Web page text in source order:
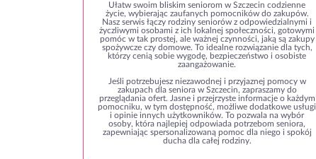
Ułatw swoim bliskim seniorom w Szczecin codzienne
życie, wybierając zaufanych pomocników do zakupów.
Nasz serwis łączy rodziny seniorów z odpowiedzialnymi i
życzliwymi osobami z ich lokalnej społeczności, gotowymi
pomóc w tak prostej, ale ważnej czynności, jaką są zakupy
spożywcze czy domowe. To idealne rozwiązanie dla tych,
którzy cenią sobie wygodę, bezpieczeństwo i osobiste
zaangażowanie.
Jeśli potrzebujesz niezawodnej i przyjaznej pomocy w
zakupach dla seniora w Szczecin, zapraszamy do
przeglądania ofert. Jasne i przejrzyste informacje o każdym
pomocniku, w tym dostępność, możliwe dodatkowe usługi
i opinie innych użytkowników. To pozwala na wybór
osoby, która najlepiej odpowiada potrzebom seniora,
zapewniając spersonalizowaną pomoc dla niego i spokój
ducha dla całej rodziny.